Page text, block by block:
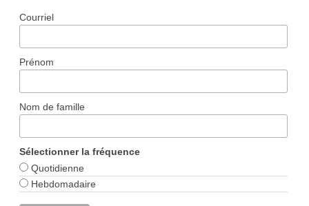
Courriel
Prénom
Nom de famille
Sélectionner la fréquence
Quotidienne
Hebdomadaire